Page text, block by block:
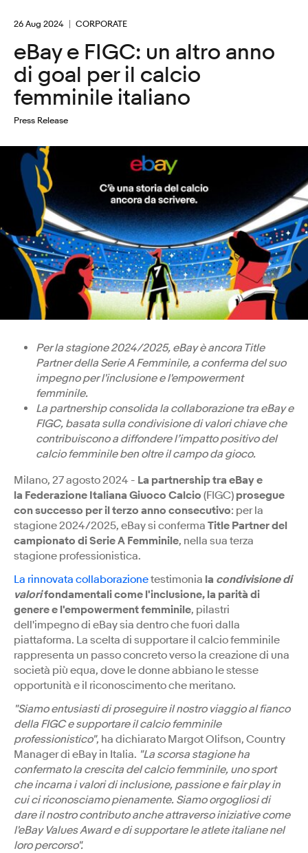
26 Aug 2024 CORPORATE
eBay e FIGC: un altro anno
di goal per il calcio
femminile italiano
Press Release
Per la stagione 2024/2025, eBay è ancora Title
Partner della Serie A Femminile, a conferma del suo
impegno per l'inclusione e l'empowerment
femminile.
La partnership consolida la collaborazione tra eBay e
FIGC, basata sulla condivisione di valori chiave che
contribuiscono a diffondere l’impatto positivo del
calcio femminile ben oltre il campo da gioco.
Milano, 27 agosto 2024 - La partnership tra eBay e
la Federazione Italiana Giuoco Calcio (FIGC) prosegue
con successo per il terzo anno consecutivo: per la
stagione 2024/2025, eBay si conferma Title Partner del
campionato di Serie A Femminile, nella sua terza
stagione professionistica.
La rinnovata collaborazionetestimonia la condivisione di
valorifondamentali come l'inclusione, la parità di
genere e l'empowerment femminile, pilastri
dell'impegno di eBay sia dentro che fuori dalla
piattaforma. La scelta di supportare il calcio femminile
rappresenta un passo concreto verso la creazione di una
società più equa, dove le donne abbiano le stesse
opportunità e il riconoscimento che meritano.
"Siamo entusiasti di proseguire il nostro viaggio al fianco
della FIGC e supportare il calcio femminile
professionistico", ha dichiarato Margot Olifson, Country
Manager di eBay in Italia. "La scorsa stagione ha
confermato la crescita del calcio femminile, uno sport
che incarna i valori di inclusione, passione e fair play in
cui ci riconosciamo pienamente. Siamo orgogliosi di
dare il nostro contributo anche attraverso iniziative come
l'eBay Values Award e di supportare le atlete italiane nel
loro percorso".